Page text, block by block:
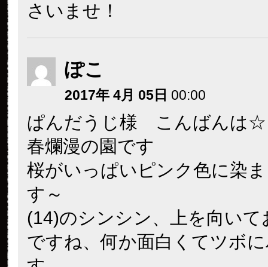
さいませ！
ぽこ
2017年 4月 05日 00:00
ぱんだうじ様 こんばんは☆
春爛漫の園です
桜がいっぱいピンク色に染
す～
(14)のシンシン、上を向いて
ですね、何か面白くてツボ